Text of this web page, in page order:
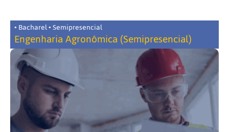
• Bacharel • Semipresencial
Engenharia Agronômica (Semipresencial)